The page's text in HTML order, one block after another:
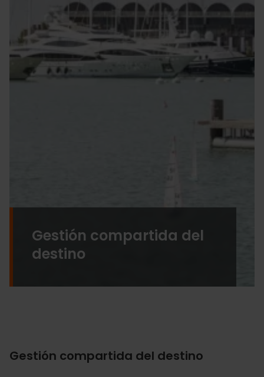
Gestión compartida del
destino
Gestión compartida del destino